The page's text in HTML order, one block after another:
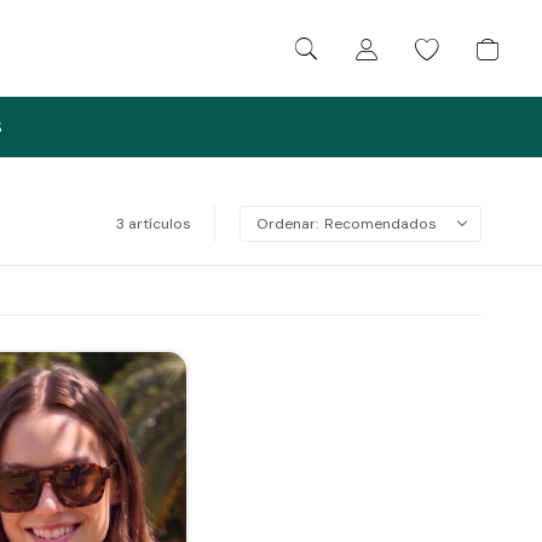
3 artículos Recomendados